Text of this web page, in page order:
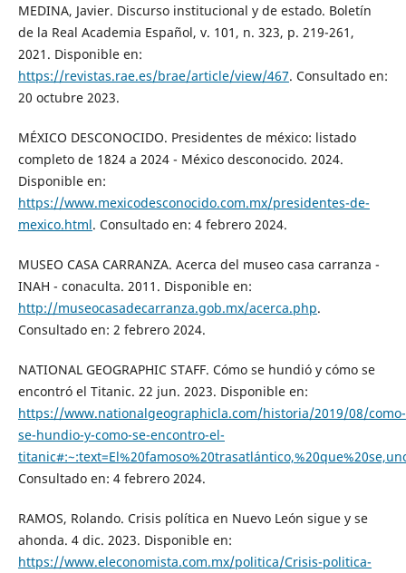
MEDINA, Javier. Discurso institucional y de estado. Boletín
de la Real Academia Español, v. 101, n. 323, p. 219-261,
2021. Disponible en:
https://revistas.rae.es/brae/article/view/467. Consultado en:
20 octubre 2023.
MÉXICO DESCONOCIDO. Presidentes de méxico: listado
completo de 1824 a 2024 - México desconocido. 2024.
Disponible en:
https://www.mexicodesconocido.com.mx/presidentes-de-
mexico.html. Consultado en: 4 febrero 2024.
MUSEO CASA CARRANZA. Acerca del museo casa carranza -
INAH - conaculta. 2011. Disponible en:
http://museocasadecarranza.gob.mx/acerca.php.
Consultado en: 2 febrero 2024.
NATIONAL GEOGRAPHIC STAFF. Cómo se hundió y cómo se
encontró el Titanic. 22 jun. 2023. Disponible en:
https://www.nationalgeographicla.com/historia/2019/08/como-
se-hundio-y-como-se-encontro-el-
Consultado en: 4 febrero 2024.
RAMOS, Rolando. Crisis política en Nuevo León sigue y se
ahonda. 4 dic. 2023. Disponible en:
https://www.eleconomista.com.mx/politica/Crisis-politica-